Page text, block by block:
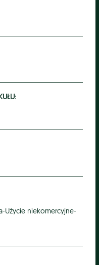
Użycie niekomercyjne-